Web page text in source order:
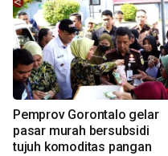
Pemprov Gorontalo gelar
pasar murah bersubsidi
tujuh komoditas pangan